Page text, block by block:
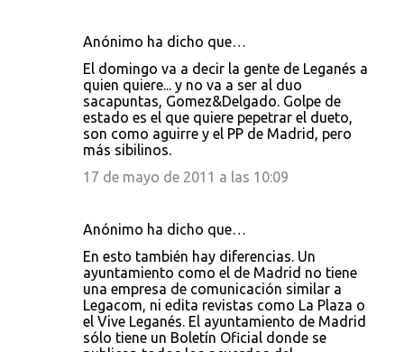
Anónimo ha dicho que…
El domingo va a decir la gente de Leganés a
quien quiere... y no va a ser al duo
sacapuntas, Gomez&Delgado. Golpe de
estado es el que quiere pepetrar el dueto,
son como aguirre y el PP de Madrid, pero
más sibilinos.
17 de mayo de 2011 a las 10:09
Anónimo ha dicho que…
En esto también hay diferencias. Un
ayuntamiento como el de Madrid no tiene
una empresa de comunicación similar a
Legacom, ni edita revistas como La Plaza o
el Vive Leganés. El ayuntamiento de Madrid
sólo tiene un Boletín Oficial donde se